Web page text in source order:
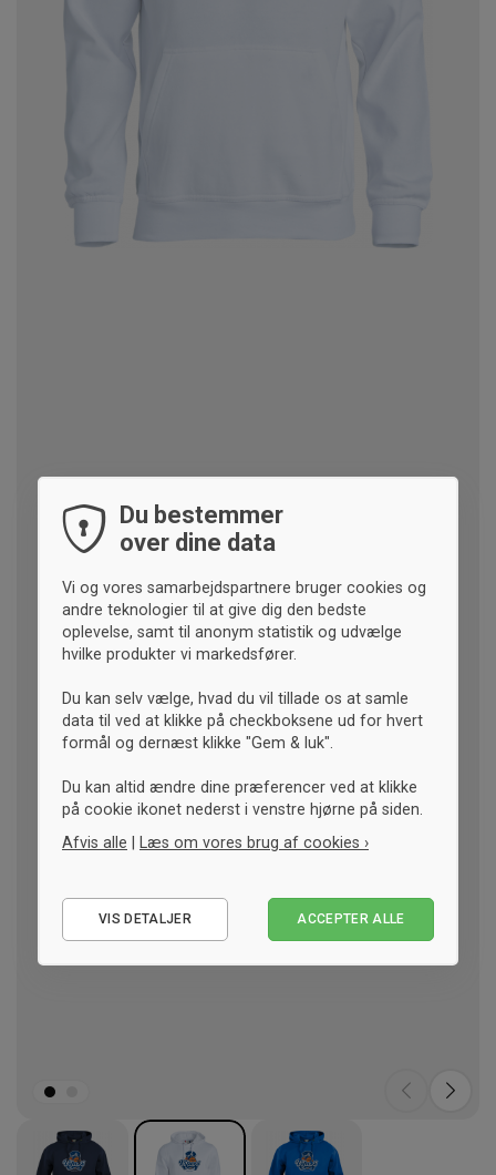
Du bestemmer
over dine data
Vi og vores samarbejdspartnere bruger cookies og
andre teknologier til at give dig den bedste
oplevelse, samt til anonym statistik og udvælge
hvilke produkter vi markedsfører.
Du kan selv vælge, hvad du vil tillade os at samle
data til ved at klikke på checkboksene ud for hvert
formål og dernæst klikke "Gem & luk".
Du kan altid ændre dine præferencer ved at klikke
på cookie ikonet nederst i venstre hjørne på siden.
Afvis alle | Læs om vores brug af cookies ›
Statistiske
VIS DETALJER ACCEPTER ALLE